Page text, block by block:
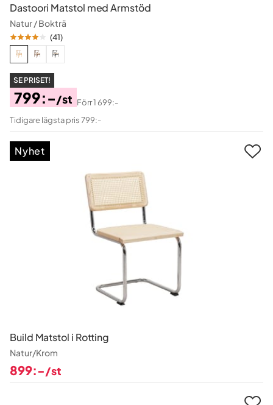
Dastoori Matstol med Armstöd
Natur / Bokträ
(41)
SE PRISET!
Pris
799:-/st
Original
Pris
Förr1 699:-
Tidigare lägsta pris 799:-
Build Matstol i Rotting
Natur/Krom
Pris
899:-/st
Nyhet